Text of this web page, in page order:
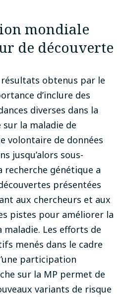
mondiale
de découverte
résultats obtenus par le
d’inclure des
diverses dans la
la maladie de
volontaire de données
jusqu’alors sous-
recherche génétique a
présentées
aux chercheurs et aux
pistes pour améliorer la
maladie. Les efforts de
menés dans le cadre
participation
sur la MP permet de
variants de risque